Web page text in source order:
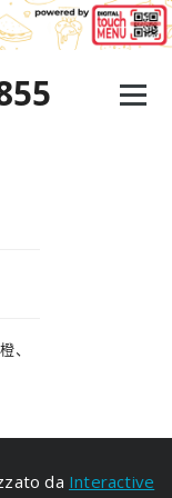
、
da Interactive